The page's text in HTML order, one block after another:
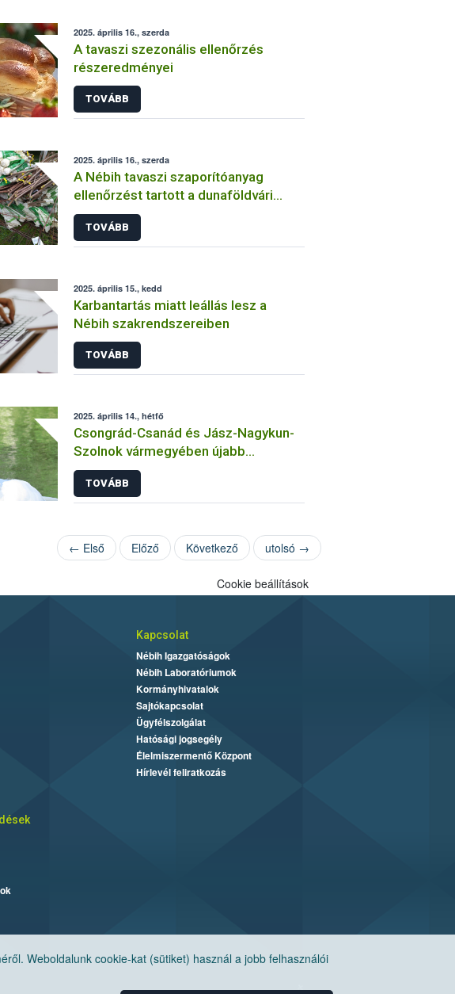
2025. április 16., szerda
A tavaszi szezonális ellenőrzés
részeredményei
TOVÁBB
2025. április 16., szerda
A Nébih tavaszi szaporítóanyag
ellenőrzést tartott a dunaföldvári
piacon
TOVÁBB
2025. április 15., kedd
Karbantartás miatt leállás lesz a
Nébih szakrendszereiben
TOVÁBB
2025. április 14., hétfő
Csongrád-Csanád és Jász-Nagykun-
Szolnok vármegyében újabb
baromfitelepeket érint a
madárinfluenza
TOVÁBB
← Első Előző Következő utolsó →
Weboldalunk cookie-kat (sütiket) használ a jobb felhasználói
Cookie beállítások
Kapcsolat
Nébih Igazgatóságok
Nébih Laboratóriumok
Kormányhivatalok
Sajtókapcsolat
Ügyfélszolgálat
Hatósági jogsegély
Élelmiszermentő Központ
Hírlevél feliratkozás